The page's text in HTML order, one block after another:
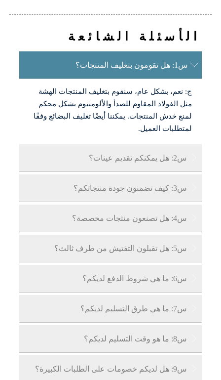
الأسئلة الشائعة
 س1: هل تقومون بتغليف المنتجات؟
ج: نعم، بشكل عام، سنقوم بتغليف المنتجات الهشة
مثل الفولاذ المقاوم للصدأ والألومنيوم بشكل محكم
لمنع خدش المنتجات. يمكننا أيضًا تغليف البضائع وفقًا
لمتطلبات العميل.
س2: هل يمكنكم تقديم عينات؟
ج: نعم، يمكننا تقديم عينات مجانية، ولكن يجب على
س3: كيف تضمنون جودة منتجاتكم؟
ج: مصانعنا معتمدة بشكل احترافي، ويتم فحص كل
جودة المنتج للعملاء.
س4: هل تصنعون منتجات مخصصة؟
ج: نعم، لدينا سنوات من الخبرة في تخصيص المنتجات
س5: هل تقبلون التفتيش من طرف ثالث؟
ج: نقبل التفتيش من طرف ثالث: SGS، V-trust، TUV،
س6: ما هي شروط الدفع لديكم؟
ج: نقبل 30% دفعة مقدمة عن طريق التحويل البنكي
س7: ما هي طرق التسليم لديكم؟
س8: ما هو وقت التسليم لديكم؟
أ: بالنسبة للمنتجات الموجودة في المخزون، يمكننا
س9: هل لديكم خصومات على الطلبات الكبيرة؟